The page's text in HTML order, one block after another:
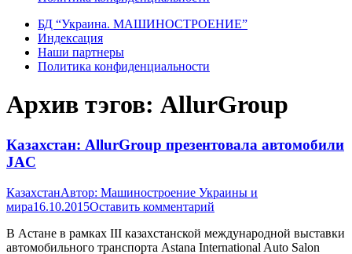
БД “Украина. МАШИНОСТРОЕНИЕ”
Индекcация
Наши партнеры
Политика конфиденциальности
Архив тэгов: AllurGroup
Казахстан: AllurGroup презентовала автомобили
JAC
КазахстанАвтор: Машиностроение Украины и
мира16.10.2015Оставить комментарий
В Астане в рамках III казахстанской международной выставки
автомобильного транспорта Astana International Auto Salon